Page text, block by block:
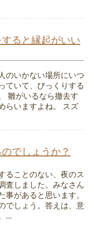
ると縁起がいい
のいかない場所にいつ
ていて、びっくりする
雛がいるなら撤去す
らいますよね。 スズ
でしょうか？
ることのない、夜のス
査しました。みなさん
事があると思います。
でしょう。答えは、意
...